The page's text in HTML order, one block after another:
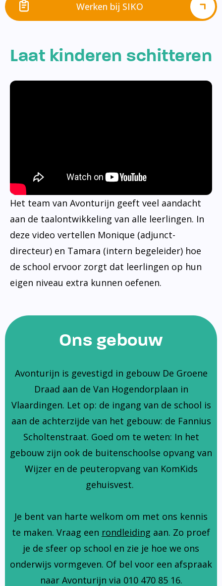
Werken bij SIKO
Laat kinderen schitteren
Het team van Avonturijn geeft veel aandacht
aan de taalontwikkeling van alle leerlingen. In
deze video vertellen Monique (adjunct-
directeur) en Tamara (intern begeleider) hoe
de school ervoor zorgt dat leerlingen op hun
eigen niveau extra kunnen oefenen.
Ons gebouw
Avonturijn is gevestigd in gebouw De Groene
Draad aan de Van Hogendorplaan in
Vlaardingen. Let op: de ingang van de school is
aan de achterzijde van het gebouw: de Fannius
Scholtenstraat. Goed om te weten: In het
gebouw zijn ook de buitenschoolse opvang van
Wijzer en de peuteropvang van KomKids
gehuisvest.
Je bent van harte welkom om met ons kennis
te maken. Vraag een rondleiding aan. Zo proef
je de sfeer op school en zie je hoe we ons
onderwijs vormgeven. Of bel voor een afspraak
naar Avonturijn via 010 470 85 16.